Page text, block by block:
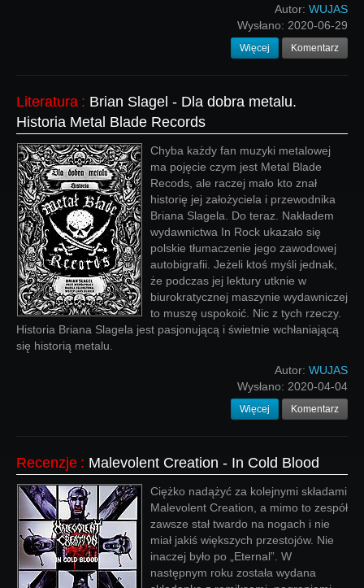
Autor: WUJAS
Wysłano: 2020-06-29
Więcej Komentarz
Literatura : Brian Slagel - Dla dobra metalu.
Historia Metal Blade Records
Chyba każdy fan muzyki metalowej
ma pojęcie czym jest Metal Blade
Recods, ale raczej mało kto znał
historię jej założyciela i przewodnika
Briana Slagela. Do teraz. Nakładem
wydawnictwa In Rock ukazało się
polskie tłumaczenie jego zawodowej
autobigrafii. Jeżeli ktoś myśli jednak,
że podczas jej lektury utknie w
biurokratycznej maszynie wydawniczej
to muszę uspokoić. Nic z tych rzeczy.
Historia Briana Slagela jest pasjonującą i świetnie wchłaniającą
się historią metalu.
Autor: WUJAS
Wysłano: 2020-04-04
Więcej Komentarz
Recenzje : Malevolent Creation - In Cold Blood
Ciężko nadążyć za kolejnymi składami
Malevolent Creation, a mimo to zespół
zawsze stał twardo na nogach i nie
miał jakiś większych przestojów. Nie
inaczej było po „Eternal”. W
następnym roku została wydana